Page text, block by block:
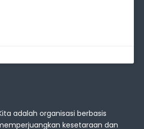
adalah organisasi berbasis
kesetaraan dan